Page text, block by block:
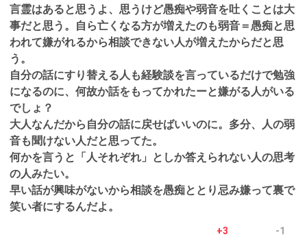
言霊はあると思うよ、思うけど愚痴や弱音を吐くことは大
事だと思う。自ら亡くなる方が増えたのも弱音＝愚痴と思
われて嫌がれるから相談できない人が増えたからだと思
う。
自分の話にすり替える人も経験談を言っているだけで勉強
になるのに、何故か話をもってかれたーと嫌がる人がいる
でしょ？
大人なんだから自分の話に戻せばいいのに。多分、人の弱
音も聞けない人だと思ってた。
何かを言うと「人それぞれ」としか答えられない人の思考
の人みたい。
早い話が興味がないから相談を愚痴ととり忌み嫌って裏で
笑い者にするんだよ。
+3 -1